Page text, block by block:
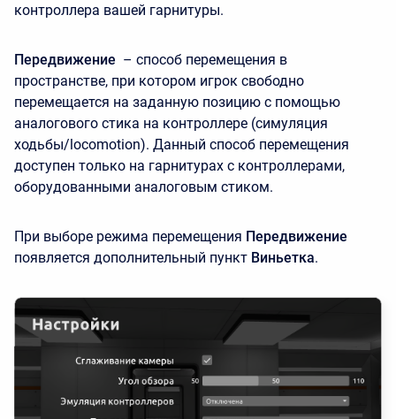
контроллера вашей гарнитуры.
Передвижение – способ перемещения в
пространстве, при котором игрок свободно
перемещается на заданную позицию с помощью
аналогового стика на контроллере (симуляция
ходьбы/locomotion). Данный способ перемещения
доступен только на гарнитурах с контроллерами,
оборудованными аналоговым стиком.
При выборе режима перемещения Передвижение
появляется дополнительный пункт Виньетка.